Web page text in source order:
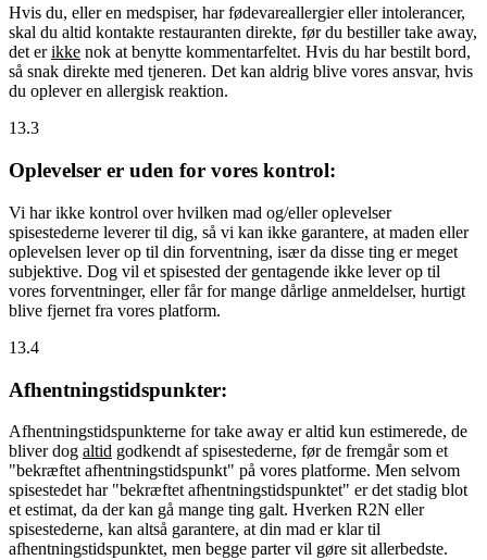
Hvis du, eller en medspiser, har fødevareallergier eller intolerancer,
skal du altid kontakte restauranten direkte, før du bestiller take away,
det erikke nok at benytte kommentarfeltet. Hvis du har bestilt bord,
så snak direkte med tjeneren. Det kan aldrig blive vores ansvar, hvis
du oplever en allergisk reaktion.
13.3
Oplevelser er uden for vores kontrol:
Vi har ikke kontrol over hvilken mad og/eller oplevelser
spisestederne leverer til dig, så vi kan ikke garantere, at maden eller
oplevelsen lever op til din forventning, især da disse ting er meget
subjektive. Dog vil et spisested der gentagende ikke lever op til
vores forventninger, eller får for mange dårlige anmeldelser, hurtigt
blive fjernet fra vores platform.
13.4
Afhentningstidspunkter:
Afhentningstidspunkterne for take away er altid kun estimerede, de
bliver dog altid godkendt af spisestederne, før de fremgår som et
"bekræftet afhentningstidspunkt" på vores platforme. Men selvom
spisestedet har "bekræftet afhentningstidspunktet" er det stadig blot
et estimat, da der kan gå mange ting galt. Hverken R2N eller
spisestederne, kan altså garantere, at din mad er klar til
afhentningstidspunktet, men begge parter vil gøre sit allerbedste.